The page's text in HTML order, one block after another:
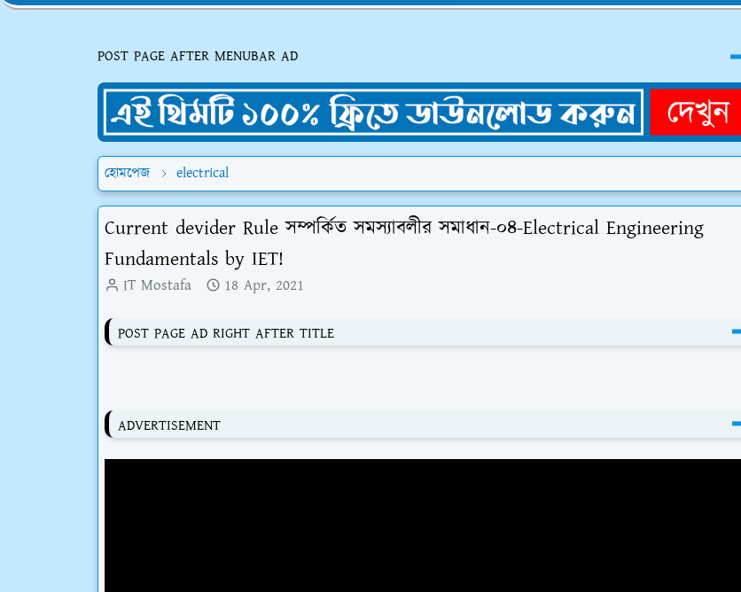
POST PAGE AFTER MENUBAR AD
হোমপেজ electrical
Current devider Rule সম্পর্কিত সমস্যাবলীর সমাধান-০৪-Electrical Engineering
Fundamentals by IET!
IT Mostafa 18 Apr, 2021
POST PAGE AD RIGHT AFTER TITLE
ADVERTISEMENT